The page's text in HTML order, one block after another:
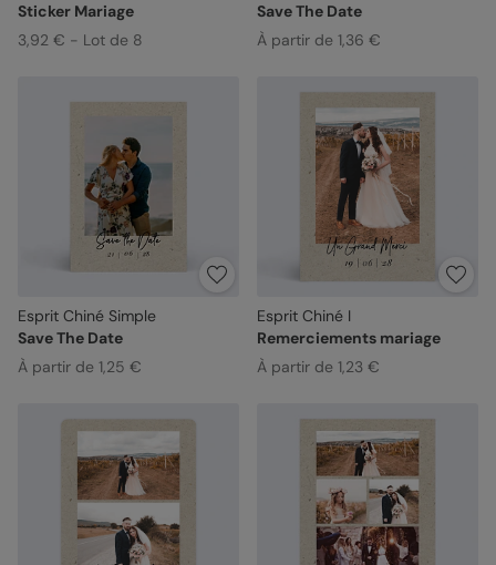
Sticker Mariage
3,92 € - Lot de 8
Save The Date
À partir de 1,36 €
Esprit Chiné Simple
Save The Date
À partir de 1,25 €
Esprit Chiné I
Remerciements mariage
À partir de 1,23 €